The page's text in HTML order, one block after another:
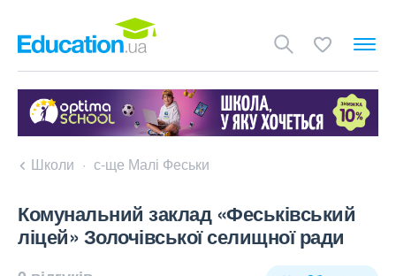
Школи с-ще Малі Феськи
Комунальний заклад «Феськівський
ліцей» Золочівської селищної ради